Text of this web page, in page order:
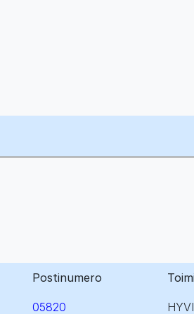
Postinumero
05820